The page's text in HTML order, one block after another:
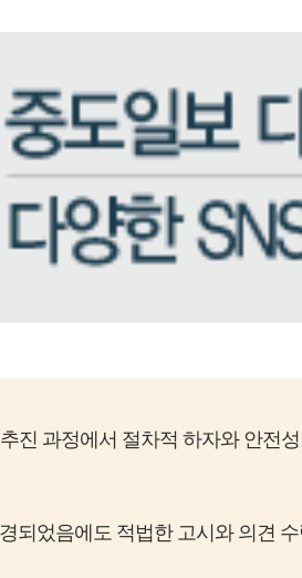
진 과정에서 절차적 하자와 안전
되었음에도 적법한 고시와 의견